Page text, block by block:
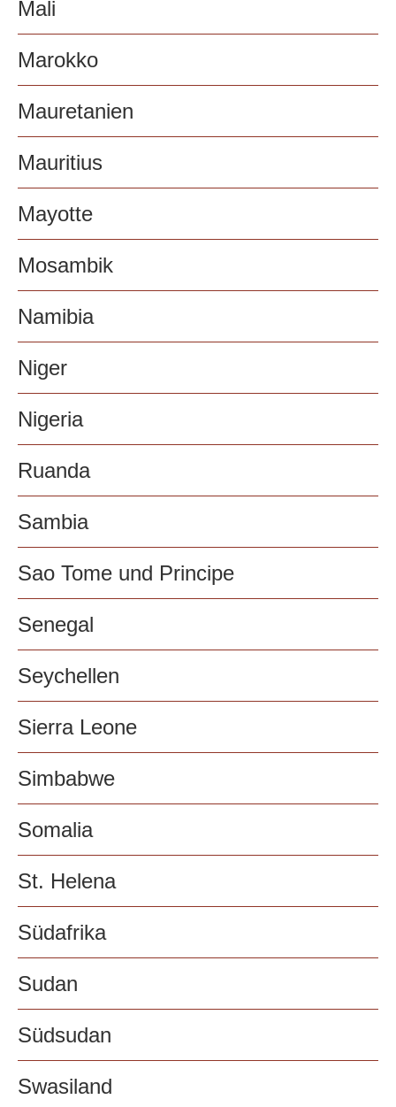
Mali
Marokko
Mauretanien
Mauritius
Mayotte
Mosambik
Namibia
Niger
Nigeria
Ruanda
Sambia
Sao Tome und Principe
Senegal
Seychellen
Sierra Leone
Simbabwe
Somalia
St. Helena
Südafrika
Sudan
Südsudan
Swasiland